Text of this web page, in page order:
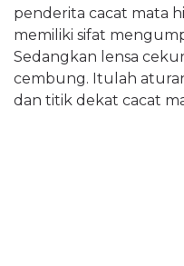
penderita cacat mata
memiliki sifat
Sedangkan lensa
cembung. Itulah
dan titik dekat cacat